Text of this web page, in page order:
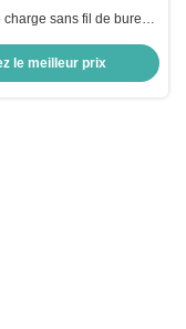
charge sans fil de bureau
lumineux RVB
le meilleur prix